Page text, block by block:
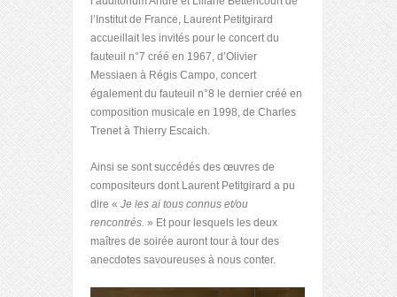
l’Institut de France, Laurent Petitgirard
accueillait les invités pour le concert du
fauteuil n°7 créé en 1967, d’Olivier
Messiaen à Régis Campo, concert
également du fauteuil n°8 le dernier créé en
composition musicale en 1998, de Charles
Trenet à Thierry Escaich.
Ainsi se sont succédés des œuvres de
compositeurs dont Laurent Petitgirard a pu
dire « Je les ai tous connus et/ou
rencontrés. » Et pour lesquels les deux
maîtres de soirée auront tour à tour des
anecdotes savoureuses à nous conter.